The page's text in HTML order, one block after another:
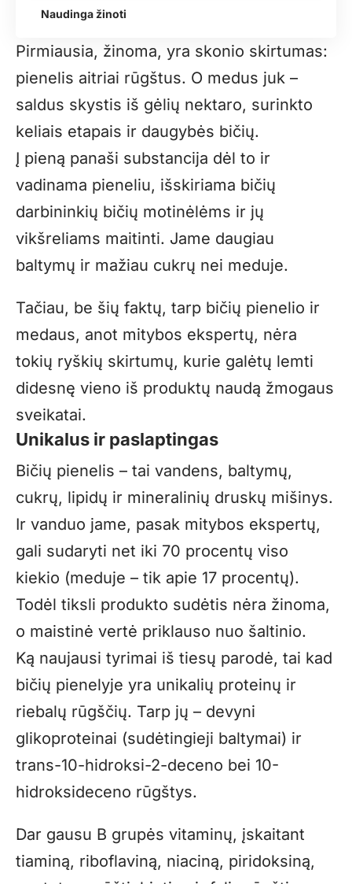
Naudinga žinoti
Pirmiausia, žinoma, yra skonio skirtumas:
pienelis aitriai rūgštus. O medus juk –
saldus skystis iš gėlių nektaro, surinkto
keliais etapais ir daugybės bičių.
Į pieną panaši substancija dėl to ir
vadinama pieneliu, išskiriama bičių
darbininkių bičių motinėlėms ir jų
vikšreliams maitinti. Jame daugiau
baltymų ir mažiau cukrų nei meduje.
Tačiau, be šių faktų, tarp bičių pienelio ir
medaus, anot mitybos ekspertų, nėra
tokių ryškių skirtumų, kurie galėtų lemti
didesnę vieno iš produktų naudą žmogaus
sveikatai.
Unikalus ir paslaptingas
Bičių pienelis – tai vandens, baltymų,
cukrų, lipidų ir mineralinių druskų mišinys.
Ir vanduo jame, pasak mitybos ekspertų,
gali sudaryti net iki 70 procentų viso
kiekio (meduje – tik apie 17 procentų).
Todėl tiksli produkto sudėtis nėra žinoma,
o maistinė vertė priklauso nuo šaltinio.
Ką naujausi tyrimai iš tiesų parodė, tai kad
bičių pienelyje yra unikalių proteinų ir
riebalų rūgščių. Tarp jų – devyni
glikoproteinai (sudėtingieji baltymai) ir
trans-10-hidroksi-2-deceno bei 10-
hidroksideceno rūgštys.
Dar gausu B grupės vitaminų, įskaitant
tiaminą, riboflaviną, niaciną, piridoksiną,